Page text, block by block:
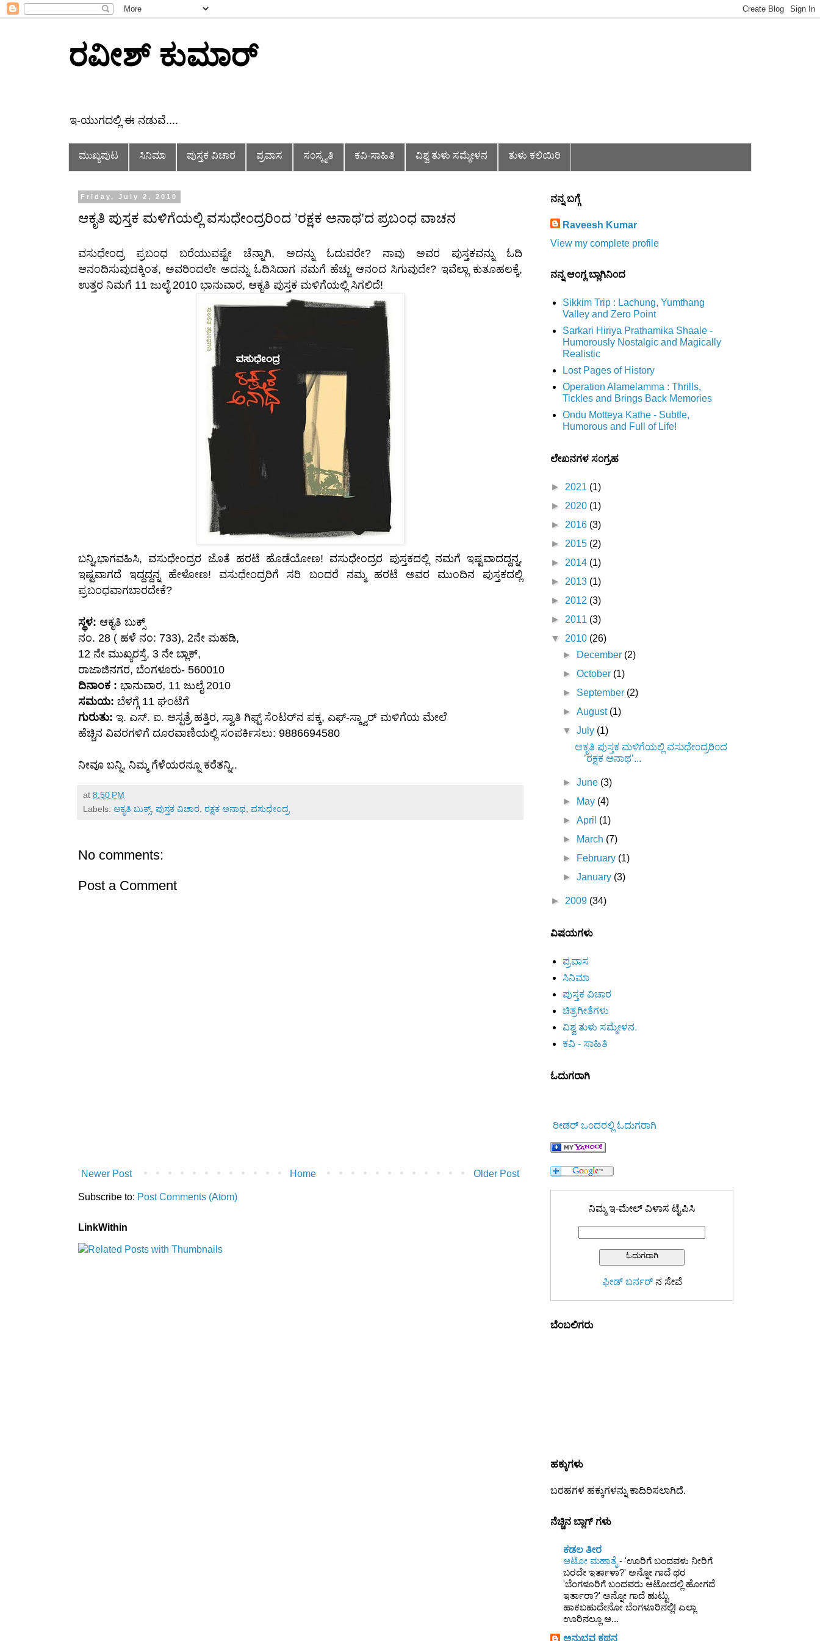
ರವೀಶ್ ಕುಮಾರ್
ಇ-ಯುಗದಲ್ಲಿ ಈ ನಡುವೆ....
ಮುಖ್ಯಪುಟ ಸಿನಿಮಾ ಪುಸ್ತಕ ವಿಚಾರ ಪ್ರವಾಸ ಸ೦ಸ್ಕೃತಿ ಕವಿ-ಸಾಹಿತಿ ವಿಶ್ವ ತುಳು ಸಮ್ಮೇಳನ ತುಳು ಕಲಿಯಿರಿ
Friday, July 2, 2010
ಆಕೃತಿ ಪುಸ್ತಕ ಮಳಿಗೆಯಲ್ಲಿ ವಸುಧೇ೦ದ್ರರಿ೦ದ ’ರಕ್ಷಕ ಅನಾಥ’ದ ಪ್ರಬ೦ಧ ವಾಚನ
ವಸುಧೇಂದ್ರ ಪ್ರಬಂಧ ಬರೆಯುವಷ್ಟೇ ಚೆನ್ನಾಗಿ, ಅದನ್ನು ಓದುವರೇ? ನಾವು ಅವರ ಪುಸ್ತಕವನ್ನು ಓದಿ
ಆನಂದಿಸುವುದಕ್ಕಿಂತ, ಅವರಿಂದಲೇ ಅದನ್ನು ಓದಿಸಿದಾಗ ನಮಗೆ ಹೆಚ್ಚು ಆನಂದ ಸಿಗುವುದೇ? ಇವೆಲ್ಲಾ ಕುತೂಹಲಕ್ಕೆ,
ಉತ್ತರ ನಿಮಗೆ 11 ಜುಲೈ 2010 ಭಾನುವಾರ, ಆಕೃತಿ ಪುಸ್ತಕ ಮಳಿಗೆಯಲ್ಲಿ ಸಿಗಲಿದೆ!
ಬನ್ನಿ,ಭಾಗವಹಿಸಿ, ವಸುಧೇಂದ್ರರ ಜೊತೆ ಹರಟೆ ಹೊಡೆಯೋಣ! ವಸುಧೇಂದ್ರರ ಪುಸ್ತಕದಲ್ಲಿ ನಮಗೆ ಇಷ್ಟವಾದದ್ದನ್ನ,
ಇಷ್ಟವಾಗದೆ ಇದ್ದದ್ದನ್ನ ಹೇಳೋಣ! ವಸುಧೇಂದ್ರರಿಗೆ ಸರಿ ಬಂದರೆ ನಮ್ಮ ಹರಟೆ ಅವರ ಮುಂದಿನ ಪುಸ್ತಕದಲ್ಲಿ
ಪ್ರಬಂಧವಾಗಬಾರದೇಕೆ?
ಸ್ಥಳ: ಆಕೃತಿ ಬುಕ್ಸ್
ನಂ. 28 ( ಹಳೆ ನಂ: 733), 2ನೇ ಮಹಡಿ,
12 ನೇ ಮುಖ್ಯರಸ್ತೆ, 3 ನೇ ಬ್ಲಾಕ್,
ರಾಜಾಜಿನಗರ, ಬೆಂಗಳೂರು- 560010
ದಿನಾಂಕ : ಭಾನುವಾರ, 11 ಜುಲೈ 2010
ಸಮಯ: ಬೆಳಗ್ಗೆ 11 ಘಂಟೆಗೆ
ಗುರುತು: ಇ. ಎಸ್. ಐ. ಆಸ್ಪತ್ರೆ ಹತ್ತಿರ, ಸ್ವಾತಿ ಗಿಫ್ಟ್ ಸೆಂಟರ್‌‍ನ ಪಕ್ಕ, ಎಫ್-ಸ್ಕ್ವಾರ್ ಮಳಿಗೆಯ ಮೇಲೆ
ಹೆಚ್ಚಿನ ವಿವರಗಳಿಗೆ ದೂರವಾಣಿಯಲ್ಲಿ ಸಂಪರ್ಕಿಸಲು: 9886694580
ನೀವೂ ಬನ್ನಿ, ನಿಮ್ಮ ಗೆಳೆಯರನ್ನೂ ಕರೆತನ್ನಿ..
at 8:50 PM
Labels: ಆಕೃತಿ ಬುಕ್ಸ್, ಪುಸ್ತಕ ವಿಚಾರ, ರಕ್ಷಕ ಅನಾಥ, ವಸುಧೇಂದ್ರ
No comments:
Post a Comment
Newer Post Older Post
Home
Subscribe to: Post Comments (Atom)
LinkWithin
ನನ್ನ ಬಗ್ಗೆ
Raveesh Kumar
View my complete profile
ನನ್ನ ಆ೦ಗ್ಲ ಬ್ಲಾಗಿನಿ೦ದ
Sikkim Trip : Lachung, Yumthang
Valley and Zero Point
Sarkari Hiriya Prathamika Shaale -
Humorously Nostalgic and Magically
Realistic
Lost Pages of History
Operation Alamelamma : Thrills,
Tickles and Brings Back Memories
Ondu Motteya Kathe - Subtle,
Humorous and Full of Life!
ಲೇಖನಗಳ ಸ೦ಗ್ರಹ
► 2021 (1)
► 2020 (1)
► 2016 (3)
► 2015 (2)
► 2014 (1)
► 2013 (1)
► 2012 (3)
► 2011 (3)
▼ 2010 (26)
►
December (2)
►October (1)
► September (2)
►August (1)
▼July (1)
ಆಕೃತಿ ಪುಸ್ತಕ ಮಳಿಗೆಯಲ್ಲಿ ವಸುಧೇ೦ದ್ರರಿ೦ದ
’ರಕ್ಷಕ ಅನಾಥ’...
►June (3)
►
May (4)
►April (1)
►
March (7)
►
February (1)
►January (3)
► 2009 (34)
ವಿಷಯಗಳು
ಪ್ರವಾಸ
ಸಿನಿಮಾ
ಪುಸ್ತಕ ವಿಚಾರ
ಚಿತ್ರಗೀತೆಗಳು
ವಿಶ್ವ ತುಳು ಸಮ್ಮೇಳನ.
ಕವಿ - ಸಾಹಿತಿ
ಓದುಗರಾಗಿ
ರೀಡರ್ ಒ೦ದರಲ್ಲಿ ಓದುಗರಾಗಿ
ನಿಮ್ಮ ಇ-ಮೇಲ್ ವಿಳಾಸ ಟೈಪಿಸಿ
ಫೀಡ್ ಬರ್ನರ್ನ ಸೇವೆ
ಬೆ೦ಬಲಿಗರು
ಹಕ್ಕುಗಳು
ಬರಹಗಳ ಹಕ್ಕುಗಳನ್ನು ಕಾದಿರಿಸಲಾಗಿದೆ.
ನೆಚ್ಚಿನ ಬ್ಲಾಗ್ ಗಳು
ಕಡಲ ತೀರ
ಆಟೋ ಮಹಾತ್ಮೆ - 'ಊರಿಗೆ ಬಂದವಳು ನೀರಿಗೆ
ಬರದೇ ಇರ್ತಾಳಾ?' ಅನ್ನೋ ಗಾದೆ ಥರ
'ಬೆಂಗಳೂರಿಗೆ ಬಂದವರು ಆಟೋದಲ್ಲಿ ಹೋಗದೆ
ಇರ್ತಾರಾ?' ಅನ್ನೋ ಗಾದೆ ಹುಟ್ಟು
ಹಾಕಬಹುದೇನೋ ಬೆಂಗಳೂರಿನಲ್ಲಿ! ಎಲ್ಲಾ
ಊರಿನಲ್ಲೂ ಆ...
ಅನುಭವ ಕಥನ